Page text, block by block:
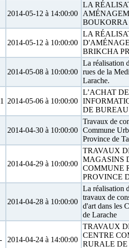
2014-05-12 à 14:00:00
LA
2014-05-12 à 10:00:00
LA
BRIKCHA
2014-05-08 à 10:00:00
La réalisation
rues de la
Larache.
2014-05-06 à 10:00:00
L’ACHAT
DE BUREAU
2014-04-30 à 10:00:00
Travaux de
Commune
Province de
2014-04-29 à 10:00:00
TRAVAUX
MAGASINS
COMMUNE
PROVINCE
2014-04-28 à 10:00:00
La réalisation
travaux de
d'art dans les
de Larache
2014-04-24 à 14:00:00
TRAVAUX
CENTRE
RURALE